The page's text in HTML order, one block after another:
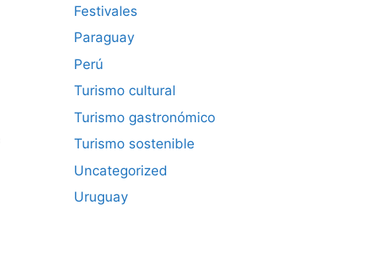
Festivales
Paraguay
Perú
Turismo cultural
Turismo gastronómico
Turismo sostenible
Uncategorized
Uruguay